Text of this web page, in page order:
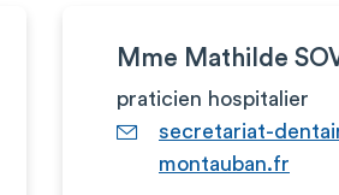
Mme Mathilde
praticien hospitalier
secretariat-
montauban.fr